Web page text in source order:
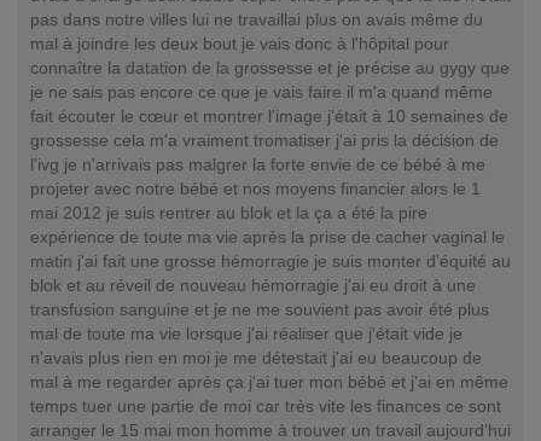
pas dans notre villes lui ne travaillai plus on avais même du
mal à joindre les deux bout je vais donc à l'hôpital pour
connaître la datation de la grossesse et je précise au gygy que
je ne sais pas encore ce que je vais faire il m'a quand même
fait écouter le cœur et montrer l'image j'était à 10 semaines de
grossesse cela m'a vraiment tromatiser j'ai pris la décision de
l'ivg je n'arrivais pas malgrer la forte envie de ce bébé à me
projeter avec notre bébé et nos moyens financier alors le 1
mai 2012 je suis rentrer au blok et la ça a été la pire
expérience de toute ma vie après la prise de cacher vaginal le
matin j'ai fait une grosse hémorragie je suis monter d'équité au
blok et au réveil de nouveau hémorragie j'ai eu droit à une
transfusion sanguine et je ne me souvient pas avoir été plus
mal de toute ma vie lorsque j'ai réaliser que j'était vide je
n'avais plus rien en moi je me détestait j'ai eu beaucoup de
mal à me regarder après ça j'ai tuer mon bébé et j'ai en même
temps tuer une partie de moi car très vite les finances ce sont
arranger le 15 mai mon homme à trouver un travail aujourd'hui